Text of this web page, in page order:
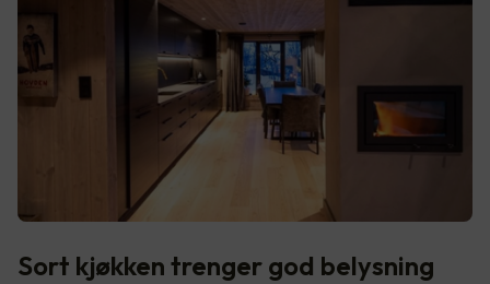
Sort kjøkken trenger god belysning